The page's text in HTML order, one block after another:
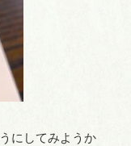
にしてみようか